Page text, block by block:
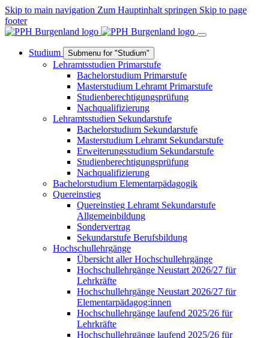
Skip to main navigation Zum Hauptinhalt springen Skip to page
footer
Studium Submenu for "Studium"
Lehramtsstudien Primarstufe
Bachelorstudium Primarstufe
Masterstudium Lehramt Primarstufe
Studienberechtigungsprüfung
Nachqualifizierung
Lehramtsstudien Sekundarstufe
Bachelorstudium Sekundarstufe
Masterstudium Lehramt Sekundarstufe
Erweiterungsstudium Sekundarstufe
Studienberechtigungsprüfung
Nachqualifizierung
Bachelorstudium Elementarpädagogik
Quereinstieg
Quereinstieg Lehramt Sekundarstufe
Allgemeinbildung
Sondervertrag
Sekundarstufe Berufsbildung
Hochschullehrgänge
Übersicht aller Hochschullehrgänge
Hochschullehrgänge Neustart 2026/27 für
Lehrkräfte
Hochschullehrgänge Neustart 2026/27 für
Elementarpädagog:innen
Hochschullehrgänge laufend 2025/26 für
Lehrkräfte
Hochschullehrgänge laufend 2025/26 für